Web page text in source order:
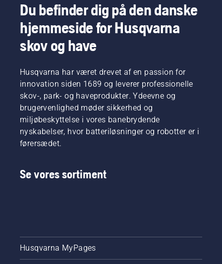
Du befinder dig på den danske
hjemmeside for Husqvarna
skov og have
Husqvarna har været drevet af en passion for
innovation siden 1689 og leverer professionelle
skov-, park- og haveprodukter. Ydeevne og
brugervenlighed møder sikkerhed og
miljøbeskyttelse i vores banebrydende
nyskabelser, hvor batteriløsninger og robotter er i
førersædet.
Se vores sortiment
Husqvarna MyPages